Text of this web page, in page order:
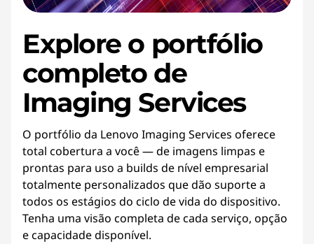
Explore o portfólio
completo de
Imaging Services
O portfólio da Lenovo Imaging Services oferece
total cobertura a você — de imagens limpas e
prontas para uso a builds de nível empresarial
totalmente personalizados que dão suporte a
todos os estágios do ciclo de vida do dispositivo.
Tenha uma visão completa de cada serviço, opção
e capacidade disponível.